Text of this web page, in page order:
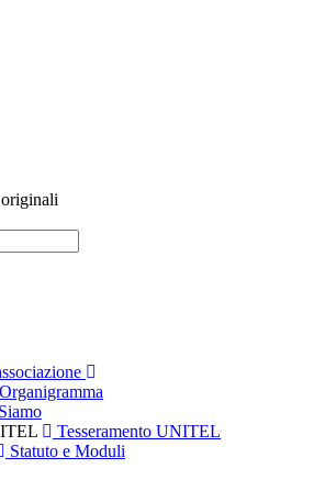
Organigramma
Tesseramento UNITEL
Statuto e Moduli